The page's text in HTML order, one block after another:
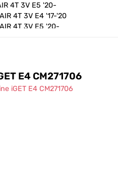
4T 3V E5 '20-
4T 3V E4 '17-'20
4T 3V E5 '20-
3V E5 '20-
E4 CM271706